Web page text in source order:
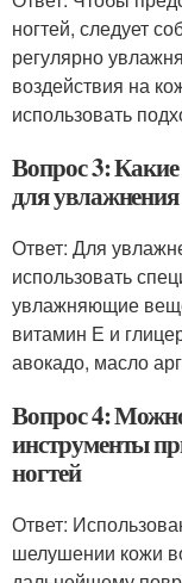
ногтей, следует
регулярно
воздействия на
использовать
Вопрос 3: Какие
для
Ответ: Для
использовать
увлажняющие
витамин Е и
авокадо, масло
Вопрос 4:
инструменты
ногтей
Ответ:
шелушении кожи